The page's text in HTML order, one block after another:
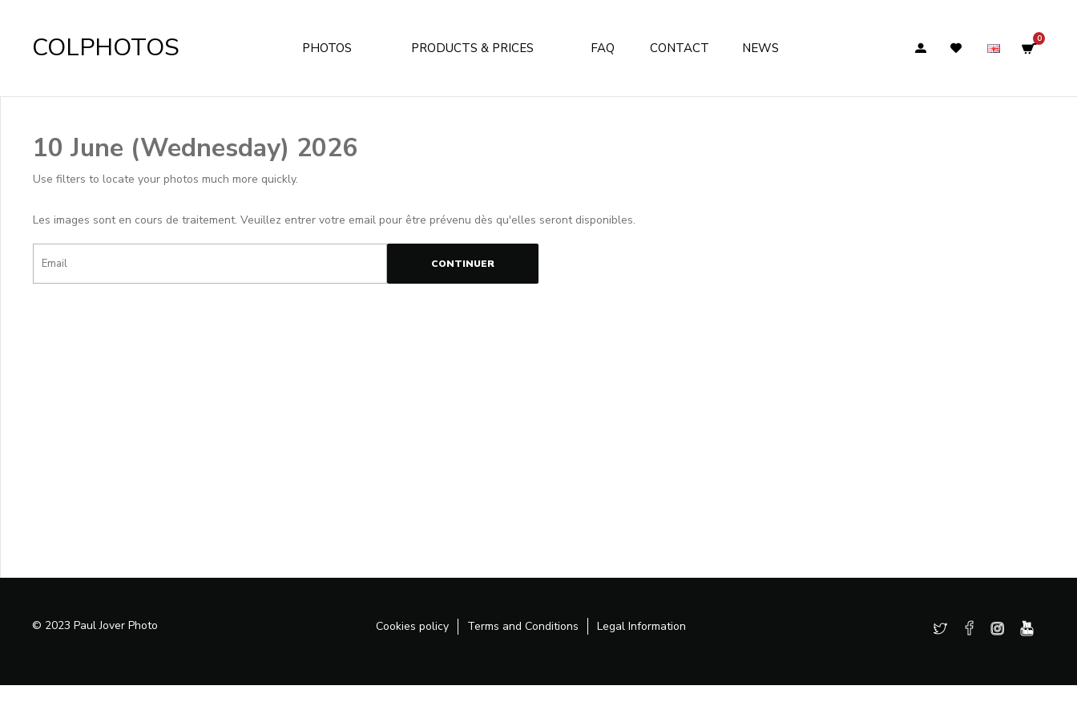
COLPHOTOS 0
PHOTOS PRODUCTS & PRICES FAQ CONTACT NEWS
10 June (Wednesday) 2026
Use filters to locate your photos much more quickly.
Les images sont en cours de traitement. Veuillez entrer votre email pour être prévenu dès qu'elles seront disponibles.
CONTINUER
© 2023 Paul Jover Photo Cookies policy Terms and Conditions Legal Information